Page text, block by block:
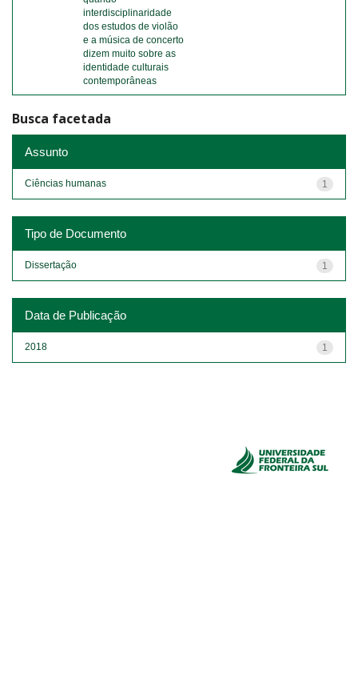
interdisciplinaridade
dos estudos de violão
e a música de concerto
dizem muito sobre as
identidade culturais
contemporâneas
Busca facetada
Assunto
1
Ciências humanas
Tipo de Documento
1
Dissertação
Data de Publicação
1
2018